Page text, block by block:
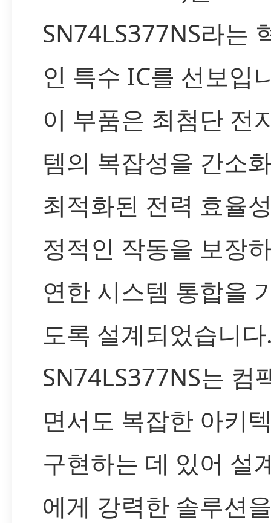
SN74LS377NS라는
인 특수 IC를 선보입
이 부품은 최첨단 전
템의 복잡성을 간소
최적화된 전력 효율
정적인 작동을 보장
연한 시스템 통합을
도록 설계되었습니
SN74LS377NS는 컴
면서도 복잡한 아키
구현하는 데 있어 설
에게 강력한 솔루션